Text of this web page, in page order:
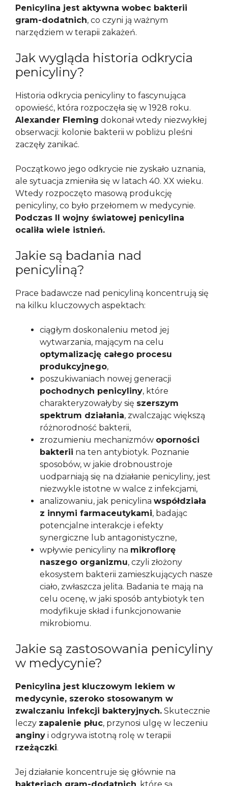
Penicylina jest aktywna wobec bakterii
gram-dodatnich, co czyni ją ważnym
narzędziem w terapii zakażeń.
Jak wygląda historia odkrycia
penicyliny?
Historia odkrycia penicyliny to fascynująca
opowieść, która rozpoczęła się w 1928 roku.
Alexander Fleming dokonał wtedy niezwykłej
obserwacji: kolonie bakterii w pobliżu pleśni
zaczęły zanikać.
Początkowo jego odkrycie nie zyskało uznania,
ale sytuacja zmieniła się w latach 40. XX wieku.
Wtedy rozpoczęto masową produkcję
penicyliny, co było przełomem w medycynie.
Podczas II wojny światowej penicylina
ocaliła wiele istnień.
Jakie są badania nad
penicyliną?
Prace badawcze nad penicyliną koncentrują się
na kilku kluczowych aspektach:
ciągłym doskonaleniu metod jej
wytwarzania, mającym na celu
optymalizację całego procesu
produkcyjnego,
poszukiwaniach nowej generacji
pochodnych penicyliny, które
charakteryzowałyby się szerszym
spektrum działania, zwalczając większą
różnorodność bakterii,
zrozumieniu mechanizmów oporności
bakterii na ten antybiotyk. Poznanie
sposobów, w jakie drobnoustroje
uodparniają się na działanie penicyliny, jest
niezwykle istotne w walce z infekcjami,
analizowaniu, jak penicylina współdziała
z innymi farmaceutykami, badając
potencjalne interakcje i efekty
synergiczne lub antagonistyczne,
wpływie penicyliny na mikroflorę
naszego organizmu, czyli złożony
ekosystem bakterii zamieszkujących nasze
ciało, zwłaszcza jelita. Badania te mają na
celu ocenę, w jaki sposób antybiotyk ten
modyfikuje skład i funkcjonowanie
mikrobiomu.
Jakie są zastosowania penicyliny
w medycynie?
Penicylina jest kluczowym lekiem w
medycynie, szeroko stosowanym w
zwalczaniu infekcji bakteryjnych. Skutecznie
leczy zapalenie płuc, przynosi ulgę w leczeniu
anginy i odgrywa istotną rolę w terapii
rzeżączki.
Jej działanie koncentruje się głównie na